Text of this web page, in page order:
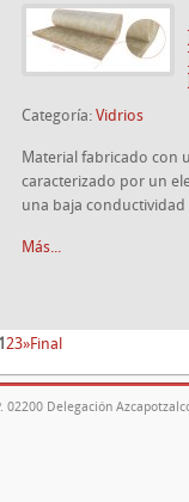
Categoría: Vidrios
Material fabricado con
caracterizado por un
una baja conductividad
Más...
1 23»Final
02200 Delegación